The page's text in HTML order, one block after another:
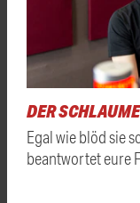
DER
Egal wie blöd sie
beantwortet eure